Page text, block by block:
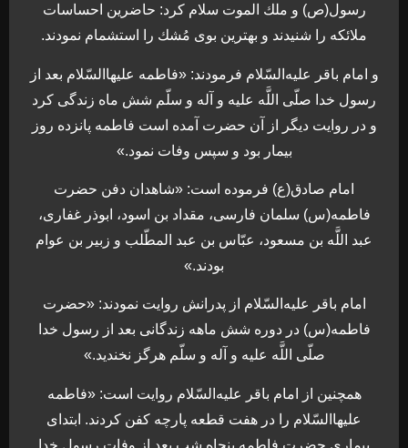
رسول(ص) و ملك الموت سلام كرد: حاضرين احساسات
ملائكه را شنيدند و بهترين بوى مُشك را استشمام نمودند.
و امام باقر عليه‌السّلام فرمودند: «فاطمه عليهاالسّلام بعد از
رسول خدا صلّى اللَّه عليه و آله و سلّم شش ماه زندگى كرد
و در روايت ديگر از آن حضرت آمده است فاطمه پانزده روز
بيمار بود و سپس وفات نمود.»
امام صادق(ع) فرموده است: «شاهدان دفن حضرت
فاطمه(س) سلمان فارسى، مقداد بن اسود، ابوذر غفارى،
عبد اللَّه بن مسعود، عبّاس بن عبد المطّلب و زبير بن عوام
بودند.»
امام باقر عليه‌السّلام از پدرانش روايت نمودند: «حضرت
فاطمه(س) در دوره شش ماهه زندگانى بعد از رسول خدا
صلّى اللَّه عليه و آله و سلّم هرگز نخنديد.»
همچنین از امام باقر عليه‌السّلام روايت است: «فاطمه
عليهاالسّلام را در هفت قطعه پارچه كفن كردند. ابتداى
بيمارى حضرت فاطمه پنجاه شب بعد از وفات رسول خدا